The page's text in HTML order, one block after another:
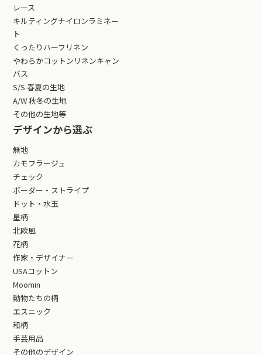
レース
キルティングナイロンラミネー
ト
くったりハーフリネン
やわらかコットンリネンキャン
バス
S/S 春夏の生地
A/W 秋冬の生地
その他の生地等
デザインから選ぶ
無地
カモフラージュ
チェック
ボーダー・ストライプ
ドット・水玉
星柄
北欧風
花柄
作家・デザイナー
USAコットン
Moomin
動物たちの柄
エスニック
和柄
手芸用品
その他のデザイン